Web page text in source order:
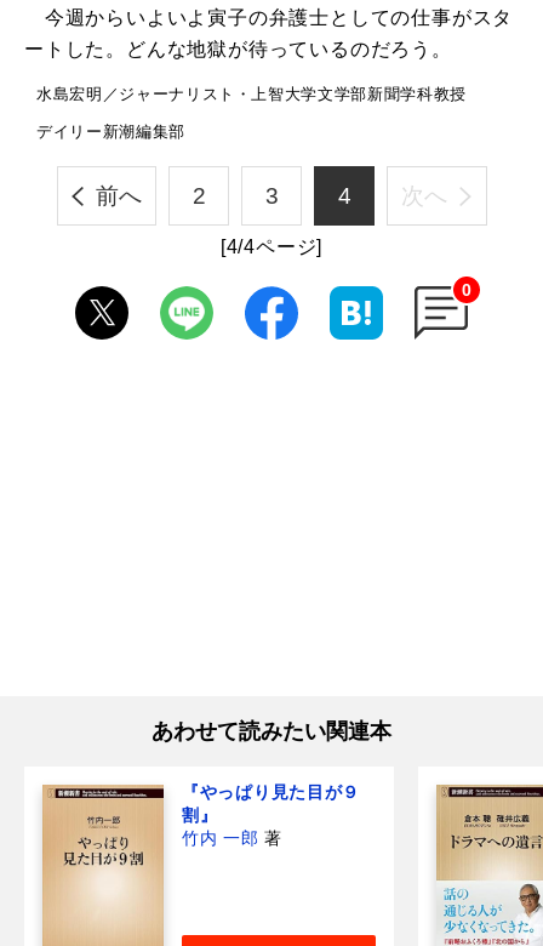
今週からいよいよ寅子の弁護士としての仕事がスタ
ートした。どんな地獄が待っているのだろう。
水島宏明／ジャーナリスト・上智大学文学部新聞学科教授
デイリー新潮編集部
前へ 2 3 4 次へ
[4/4ページ]
0
あわせて読みたい関連本
『やっぱり見た目が９
割』
竹内 一郎 著